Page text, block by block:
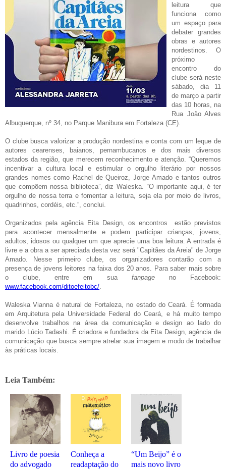
leitura que
funciona como
um espaço para
debater grandes
obras e autores
nordestinos. O
próximo
encontro do
clube será neste
sábado, dia 11
de março a partir
das 10 horas, na
Rua João Alves
Albuquerque, nº 34, no Parque Manibura em Fortaleza (CE).
O clube busca valorizar a produção nordestina e conta com um leque de
autores cearenses, baianos, pernambucanos e dos mais diversos
estados da região, que merecem reconhecimento e atenção. “Queremos
incentivar a cultura local e estimular o orgulho literário por nossos
grandes nomes como Rachel de Queiroz, Jorge Amado e tantos outros
que compõem nossa biblioteca”, diz Waleska. “O importante aqui, é ter
orgulho de nossa terra e fomentar a leitura, seja ela por meio de livros,
quadrinhos, cordéis, etc.”, conclui.
Organizados pela agência Eita Design, os encontros estão previstos
para acontecer mensalmente e podem participar crianças, jovens,
adultos, idosos ou qualquer um que aprecie uma boa leitura. A entrada é
livre e a obra a ser apreciada desta vez será "Capitães da Areia" de Jorge
Amado. Nesse primeiro clube, os organizadores contarão com a
presença de jovens leitores na faixa dos 20 anos. Para saber mais sobre
o clube, entre em sua fanpageno Facebook:
www.facebook.com/ditoefeitobc/.
Waleska Vianna é natural de Fortaleza, no estado do Ceará. É formada
em Arquitetura pela Universidade Federal do Ceará, e há muito tempo
desenvolve trabalhos na área da comunicação e design ao lado do
marido Lúcio Tadashi. É criadora e fundadora da Eita Design, agência de
comunicação que busca sempre atrelar sua imagem e modo de trabalhar
às práticas locais.
Leia Também:
Livro de poesia
do advogado
Conheça a
readaptação do
“Um Beijo” é o
mais novo livro